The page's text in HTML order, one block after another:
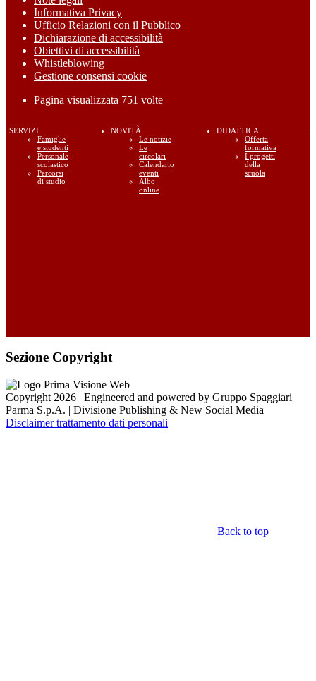
Informativa Privacy
Ufficio Relazioni con il Pubblico
Dichiarazione di accessibilità
Obiettivi di accessibilità
Whistleblowing
Gestione consensi cookie
Pagina visualizzata 751 volte
SERVIZI
Famiglie
e studenti
Personale
scolastico
Percorsi
di studio
NOVITÀ
Le notizie
Le
circolari
Calendario
eventi
Albo
online
DIDATTICA
Offerta
formativa
I progetti
della
scuola
Sezione Copyright
Copyright 2026 | Engineered and powered by Gruppo Spaggiari
Parma S.p.A. | Divisione Publishing & New Social Media
Disclaimer trattamento dati personali
Back to top